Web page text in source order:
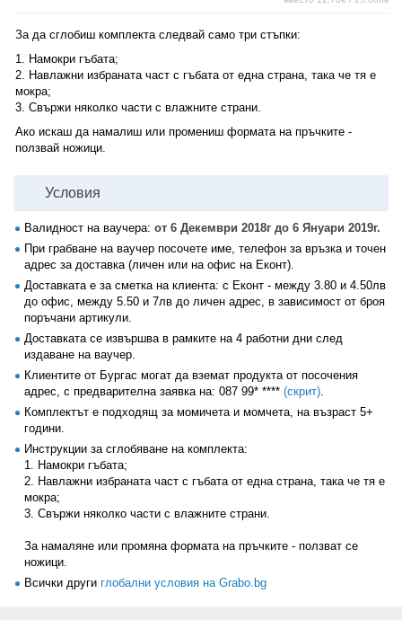
За да сглобиш комплекта следвай само три стъпки:
1. Намокри гъбата;
2. Навлажни избраната част с гъбата от една страна, така че тя е
мокра;
3. Свържи няколко части с влажните страни.
Ако искаш да намалиш или промениш формата на пръчките -
ползвай ножици.
Условия
Валидност на ваучера: от 6 Декември 2018г до 6 Януари 2019г.
При грабване на ваучер посочете име, телефон за връзка и точен
адрес за доставка (личен или на офис на Еконт).
Доставката е за сметка на клиента: с Еконт - между 3.80 и 4.50лв
до офис, между 5.50 и 7лв до личен адрес, в зависимост от броя
поръчани артикули.
Доставката се извършва в рамките на 4 работни дни след
издаване на ваучер.
Клиентите от Бургас могат да вземат продукта от посочения
адрес, с предварителна заявка на: 087 99* **** (скрит).
Комплектът е подходящ за момичета и момчета, на възраст 5+
години.
Инструкции за сглобяване на комплекта:
1. Намокри гъбата;
2. Навлажни избраната част с гъбата от една страна, така че тя е
мокра;
3. Свържи няколко части с влажните страни.
За намаляне или промяна формата на пръчките - ползват се
ножици.
Всички други глобални условия на Grabo.bg